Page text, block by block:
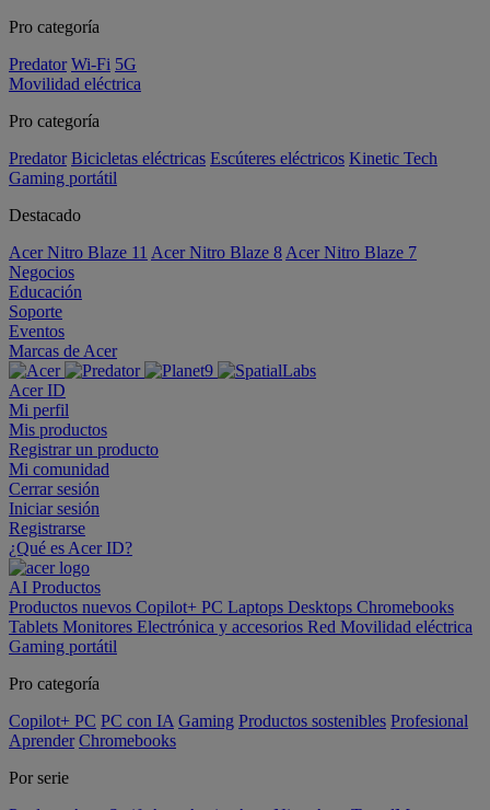
Pro categoría
Predator Wi-Fi 5G
Movilidad eléctrica
Pro categoría
Predator Bicicletas eléctricas Escúteres eléctricos Kinetic Tech
Gaming portátil
Destacado
Acer Nitro Blaze 11 Acer Nitro Blaze 8 Acer Nitro Blaze 7
Negocios
Educación
Soporte
Eventos
Marcas de Acer
Acer ID
Mi perfil
Mis productos
Registrar un producto
Mi comunidad
Cerrar sesión
Iniciar sesión
Registrarse
¿Qué es Acer ID?
AI Productos
Productos nuevos Copilot+ PC Laptops Desktops Chromebooks
Tablets Monitores Electrónica y accesorios Red Movilidad eléctrica
Gaming portátil
Pro categoría
Copilot+ PC PC con IA Gaming Productos sostenibles Profesional
Aprender Chromebooks
Por serie